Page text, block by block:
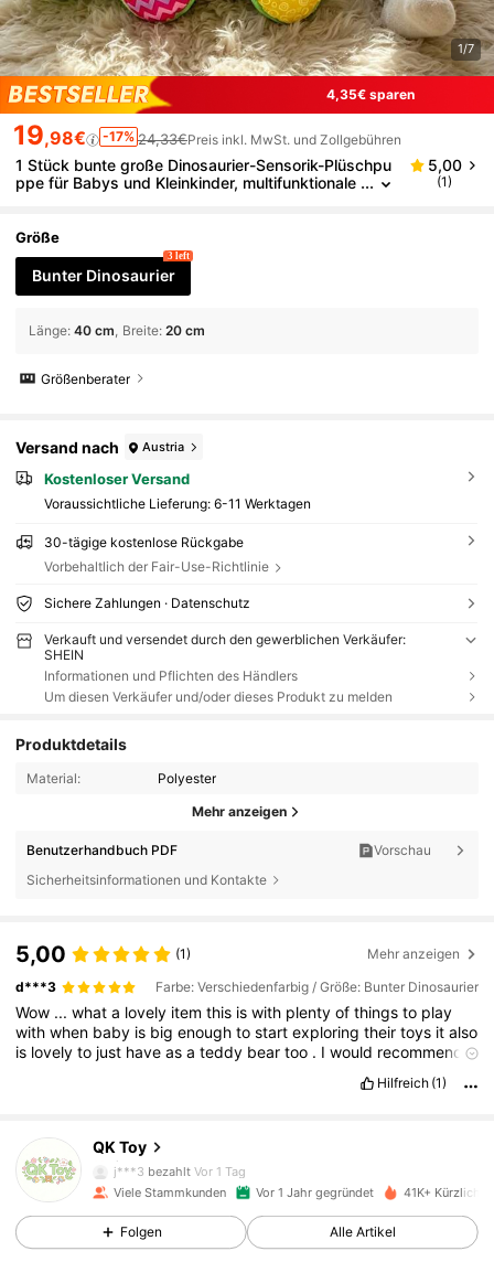
1/7
4,35€ sparen
19,98€ -17% 24,33€Preis inkl. MwSt. und Zollgebühren
1 Stück bunte große Dinosaurier-Sensorik-Plüschpu
ppe für Babys und Kleinkinder, multifunktionale
puppe für Neugeborene, geeignet als Geschenk für
Neugeborene
5,00
(1)
Größe
Bunter Dinosaurier
3 left
Länge: 40 cm Breite: 20 cm
Größenberater
Versand nach Austria
Kostenloser Versand
Voraussichtliche Lieferung: 6-11 Werktagen
30-tägige kostenlose Rückgabe
Vorbehaltlich der Fair-Use-Richtlinie
Sichere Zahlungen · Datenschutz
Verkauft und versendet durch den gewerblichen Verkäufer:
SHEIN
Informationen und Pflichten des Händlers
Um diesen Verkäufer und/oder dieses Produkt zu melden
Produktdetails
Material: Polyester
Mehr anzeigen
Benutzerhandbuch PDF
Vorschau
Sicherheitsinformationen und Kontakte
5,00 (1) Mehr anzeigen
d***3 Farbe: Verschiedenfarbig / Größe: Bunter Dinosaurier
Wow ...whata lovely itemthis iswith plentyofthingsto play
withwhen baby is bigenoughtostartexploringtheirtoys italso
is lovelyto just haveasateddy beartoo . Iwould recommend
Hilfreich (1)
QK Toy
4,94
1.6K Follower
j***3 bezahlt Vor 1 Tag
4,94
Viele Stammkunden Vor 1 Jahr gegründet 41K+ Kürzlich
Folgen Alle Artikel